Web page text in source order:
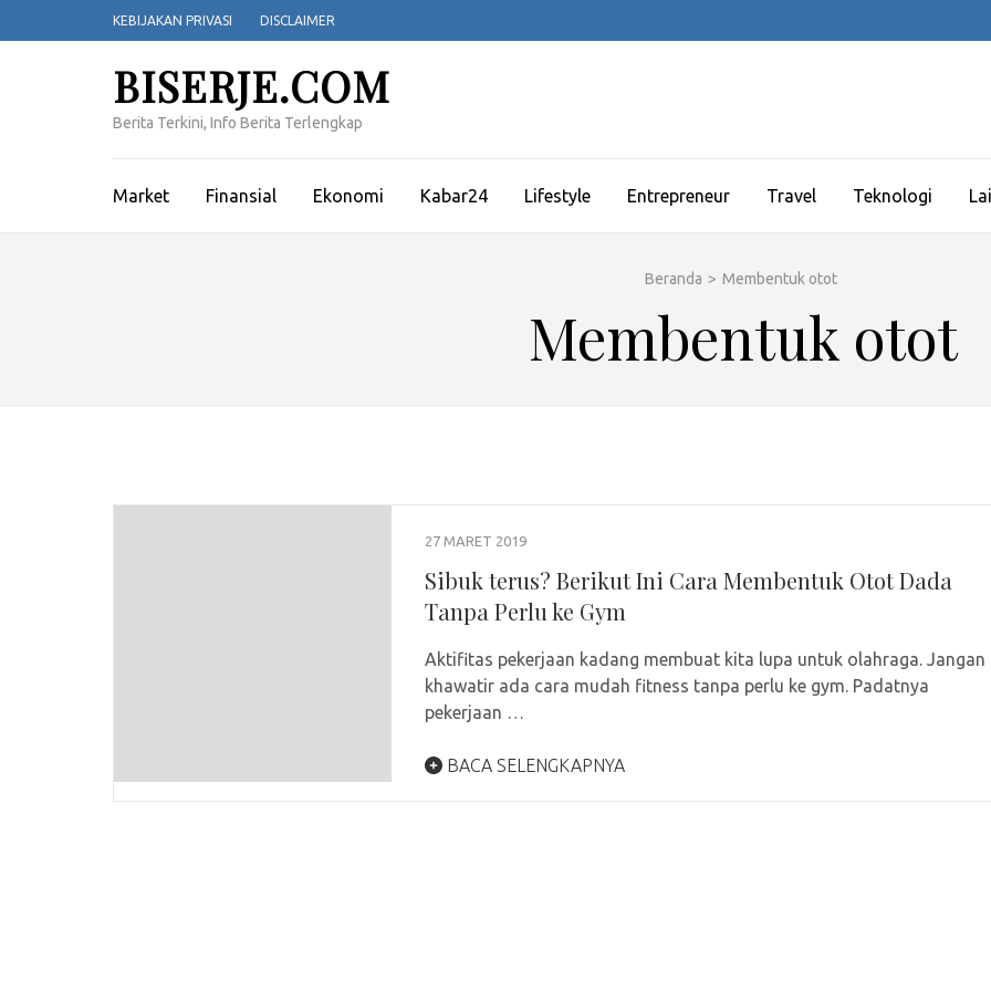
ke
KEBIJAKAN PRIVASI DISCLAIMER
BISERJE.COM
Berita Terkini, Info Berita Terlengkap
Market Finansial Ekonomi Kabar24 Lifestyle Entrepreneur Travel Teknologi
Beranda > Membentuk otot
Membentuk otot
27 MARET 2019
Sibuk terus? Berikut Ini Cara Membentuk Otot Dada
Tanpa Perlu ke Gym
Aktifitas pekerjaan kadang membuat kita lupa untuk olahraga. Jangan
khawatir ada cara mudah fitness tanpa perlu ke gym. Padatnya
pekerjaan …
BACA SELENGKAPNYA